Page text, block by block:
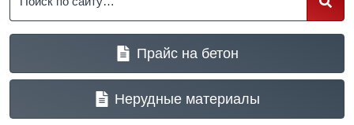
Прайс на бетон
Нерудные материалы